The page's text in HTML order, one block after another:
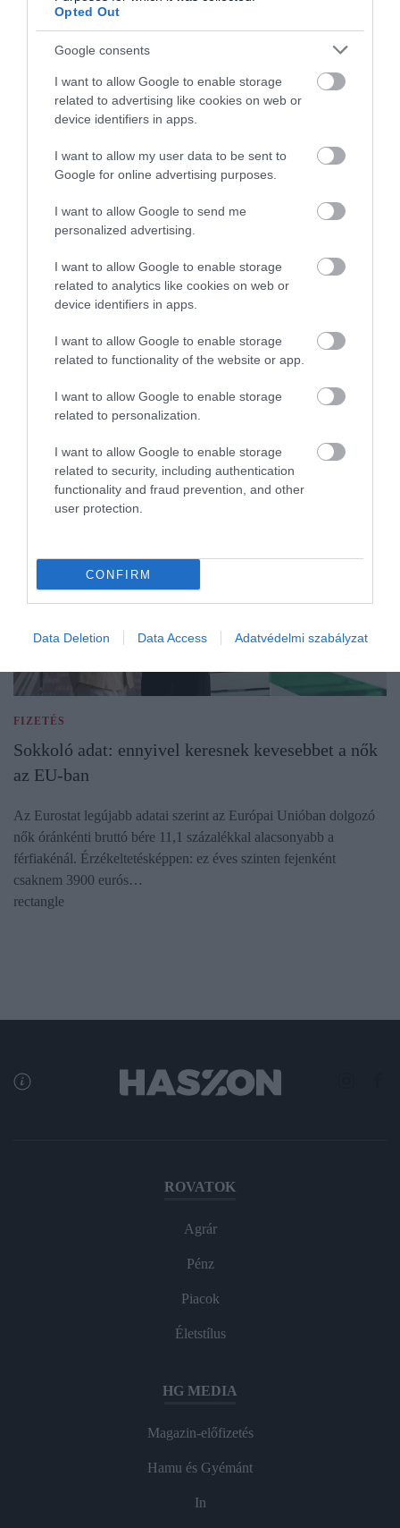
Opted Out
Google consents
I want to allow Google to enable storage
related to advertising like cookies on web or
device identifiers in apps.
I want to allow my user data to be sent to
Google for online advertising purposes.
I want to allow Google to send me
personalized advertising.
I want to allow Google to enable storage
related to analytics like cookies on web or
device identifiers in apps.
I want to allow Google to enable storage
related to functionality of the website or app.
I want to allow Google to enable storage
related to personalization.
I want to allow Google to enable storage
related to security, including authentication
functionality and fraud prevention, and other
user protection.
CONFIRM
Data Deletion Data Access Adatvédelmi szabályzat
ISKOLA
Szorít az idő: több száz hirdetésben keresnek
tanítókat az iskolák
Alig 30 nap maradt a nyári szünetből, de a hazai közoktatásban
riasztóak a statisztikák: csak tanítóból 574 álláshely áll üresen,
FIZETÉS
Sokkoló adat: ennyivel keresnek kevesebbet a nők
az EU-ban
Az Eurostat legújabb adatai szerint az Európai Unióban dolgozó
nők óránkénti bruttó bére 11,1 százalékkal alacsonyabb a
férfiakénál. Érzékeltetésképpen: ez éves szinten fejenként
csaknem 3900 eurós…
rectangle
ROVATOK
Agrár
Pénz
Piacok
Életstílus
HG MEDIA
Magazin-előfizetés
Hamu és Gyémánt
In